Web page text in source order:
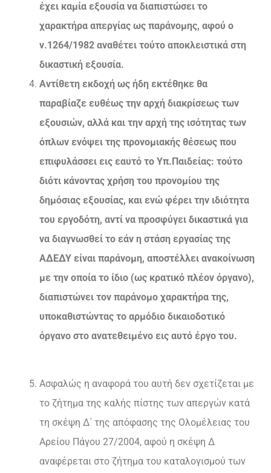
έχει καμία εξουσία να διαπιστώσει το
χαρακτήρα απεργίας ως παράνομης, αφού ο
ν.1264/1982 αναθέτει τούτο αποκλειστικά στη
δικαστική εξουσία.
Αντίθετη εκδοχή ως ήδη εκτέθηκε θα
παραβίαζε ευθέως την αρχή διακρίσεως των
εξουσιών, αλλά και την αρχή της ισότητας των
όπλων ενόψει της προνομιακής θέσεως που
επιφυλάσσει εις εαυτό το Υπ.Παιδείας: τούτο
διότι κάνοντας χρήση του προνομίου της
δημόσιας εξουσίας, και ενώ φέρει την ιδιότητα
του εργοδότη, αντί να προσφύγει δικαστικά για
να διαγνωσθεί το εάν η στάση εργασίας της
ΑΔΕΔΥ είναι παράνομη, αποστέλλει ανακοίνωση
με την οποία το ίδιο (ως κρατικό πλέον όργανο),
διαπιστώνει τον παράνομο χαρακτήρα της,
υποκαθιστώντας το αρμόδιο δικαιοδοτικό
όργανο στο ανατεθειμένο εις αυτό έργο του.
Ασφαλώς η αναφορά του αυτή δεν σχετίζεται με
το ζήτημα της καλής πίστης των απεργών κατά
τη σκέψη Δ΄ της απόφασης της Ολομέλειας του
Αρείου Πάγου 27/2004, αφού η σκέψη Δ
αναφέρεται στο ζήτημα του καταλογισμού των